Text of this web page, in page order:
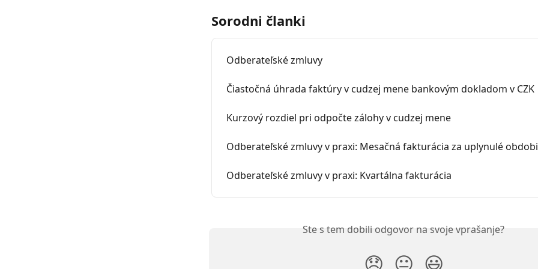
Sorodni članki
Odberateľské zmluvy
Čiastočná úhrada faktúry v cudzej mene bankovým dokladom v CZK
Kurzový rozdiel pri odpočte zálohy v cudzej mene
Odberateľské zmluvy v praxi: Mesačná fakturácia za uplynulé
Odberateľské zmluvy v praxi: Kvartálna fakturácia
Ste s tem dobili odgovor na svoje vprašanje?
😞 😐 😃